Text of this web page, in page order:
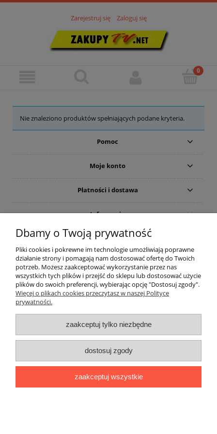
Zarejestruj się Zaloguj się
Nie znaleziono produktów spełniających podane kryteria.
Pomoc
Moje konto
Płatności i dostawa
Informacje
ZakupyTV.net
| Al. Wojska Polskiego 86 | 65-762 Zielona Góra |
woj. lubuskie | tel: 535 937 897 | mail: groupsale@poczta.fm
pokaż pełną wersję strony
Sklep internetowy Shoper.pl
Dbamy o Twoją prywatność
Pliki cookies i pokrewne im technologie umożliwiają poprawne
działanie strony i pomagają nam dostosować ofertę do Twoich
potrzeb. Możesz zaakceptować wykorzystanie przez nas
wszystkich tych plików i przejść do sklepu lub dostosować użycie
plików do swoich preferencji, wybierając opcję "Dostosuj zgody".
Więcej o plikach cookies przeczytasz w naszej Polityce
prywatności.
zaakceptuj tylko niezbędne
dostosuj zgody
zaakceptuj wszystkie